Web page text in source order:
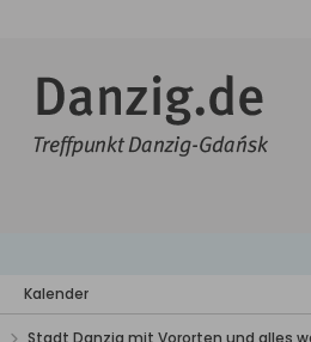
Kalender
Stadt Danzig mit Vororten und alles